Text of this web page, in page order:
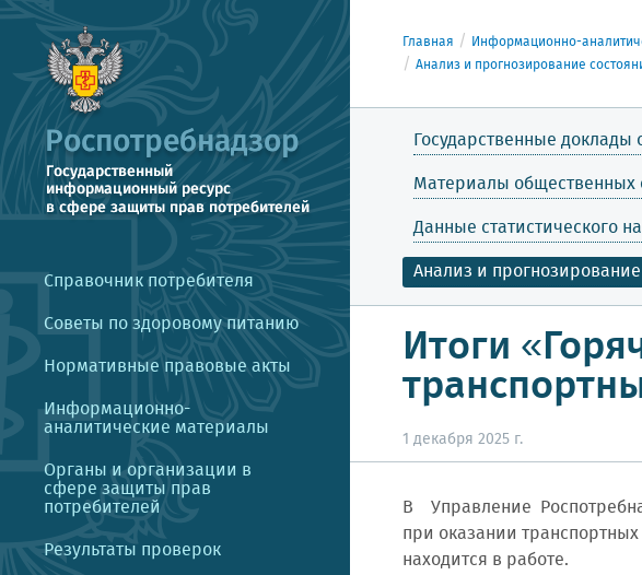
Справочник потребителя
Советы по здоровому питанию
Нормативные правовые акты
Информационно-
аналитические материалы
Органы и организации в
сфере защиты прав
потребителей
Результаты проверок
Главная
Информационно-
Анализ и прогнозирование
Государственные
Материалы общественных
Данные статистического
Анализ и
Итоги
1 декабря 2025 г.
В Управление
при оказании транспортных
находится в работе.